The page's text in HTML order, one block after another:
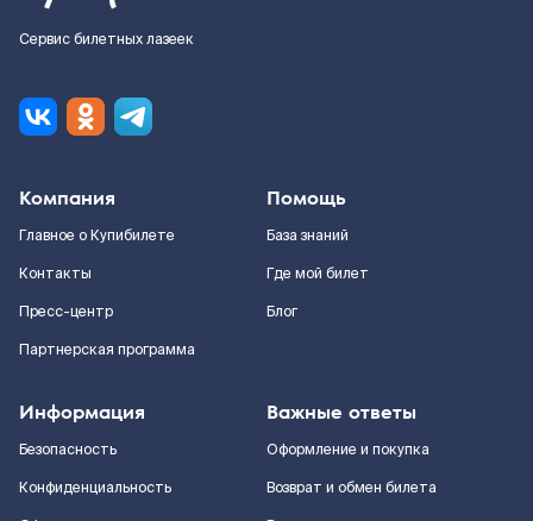
Сервис билетных лазеек
Компания
Главное о Купибилете
Контакты
Пресс-центр
Партнерская программа
Помощь
База знаний
Где мой билет
Блог
Информация
Безопасность
Конфиденциальность
Важные ответы
Оформление и покупка
Возврат и обмен билета